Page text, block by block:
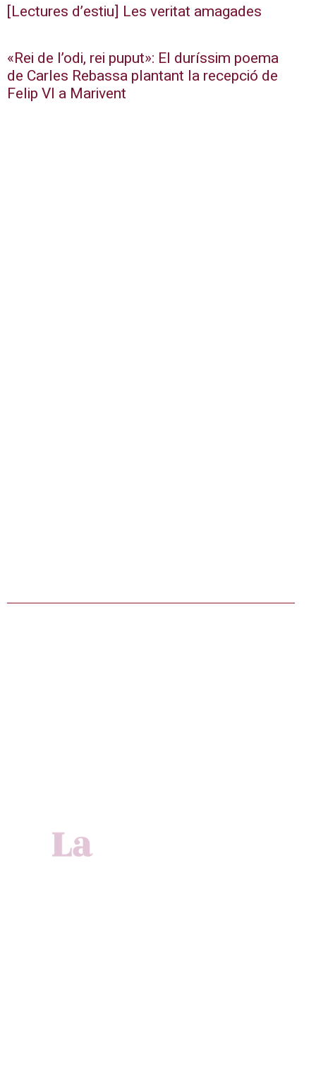
[Lectures d’estiu] Les veritat amagades
«Rei de l’odi, rei puput»: El duríssim poema
de Carles Rebassa plantant la recepció de
Felip VI a Marivent